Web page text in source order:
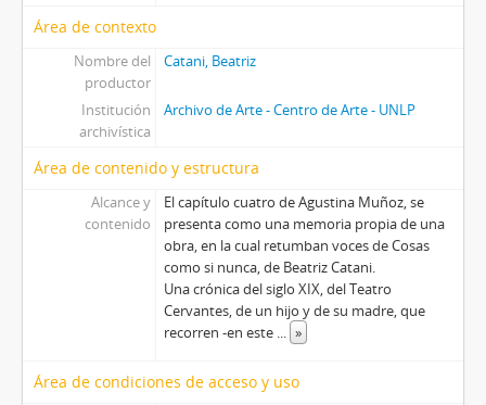
Área de contexto
Nombre del
productor
Catani, Beatriz
Institución
archivística
Archivo de Arte - Centro de Arte - UNLP
Área de contenido y estructura
Alcance y
contenido
El capítulo cuatro de Agustina Muñoz, se
presenta como una memoria propia de una
obra, en la cual retumban voces de Cosas
como si nunca, de Beatriz Catani.
Una crónica del siglo XIX, del Teatro
Cervantes, de un hijo y de su madre, que
recorren -en este ... »
Área de condiciones de acceso y uso